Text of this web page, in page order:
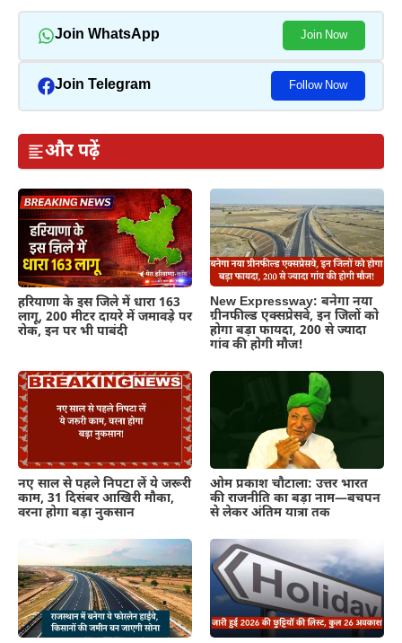
Join WhatsApp Join Now
Join Telegram Follow Now
और पढ़ें
हरियाणा के इस जिले में धारा 163
लागू, 200 मीटर दायरे में जमावड़े पर
रोक, इन पर भी पाबंदी
New Expressway: बनेगा नया
ग्रीनफील्ड एक्सप्रेसवे, इन जिलों को
होगा बड़ा फायदा, 200 से ज्यादा
गांव की होगी मौज!
नए साल से पहले निपटा लें ये जरूरी
काम, 31 दिसंबर आखिरी मौका,
वरना होगा बड़ा नुकसान
ओम प्रकाश चौटाला: उत्तर भारत
की राजनीति का बड़ा नाम—बचपन
से लेकर अंतिम यात्रा तक